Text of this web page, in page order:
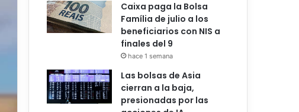
Caixa paga la Bolsa
Família de julio a los
beneficiarios con NIS a
finales del 9
hace 1 semana
Las bolsas de Asia
cierran a la baja,
presionadas por las